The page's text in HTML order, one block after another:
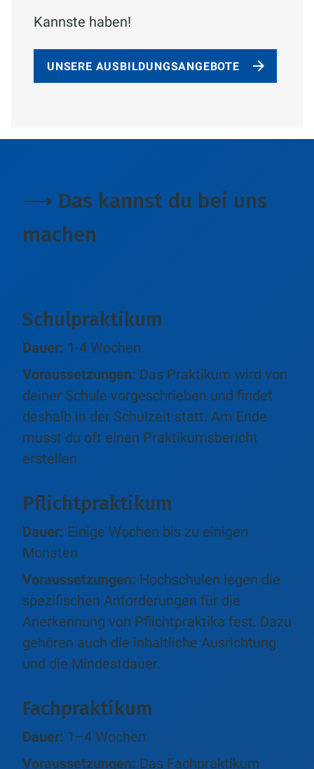
Kannste haben!
UNSERE AUSBILDUNGSANGEBOTE
⟶ Das kannst du bei uns
machen
Schulpraktikum
Dauer: 1-4 Wochen
Voraussetzungen: Das Praktikum wird von
deiner Schule vorgeschrieben und findet
deshalb in der Schulzeit statt. Am Ende
musst du oft einen Praktikumsbericht
erstellen.
Pflichtpraktikum
Dauer: Einige Wochen bis zu einigen
Monaten
Voraussetzungen: Hochschulen legen die
spezifischen Anforderungen für die
Anerkennung von Pflichtpraktika fest. Dazu
gehören auch die inhaltliche Ausrichtung
und die Mindestdauer.
Fachpraktikum
Dauer: 1–4 Wochen
Voraussetzungen: Das Fachpraktikum